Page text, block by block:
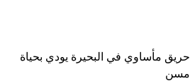
حريق مأساوي في البحيرة يودي بحياة
مسن